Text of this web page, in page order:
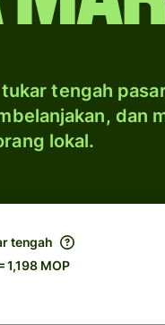
tengah
dan
lokal.
tengah
1,198 MOP